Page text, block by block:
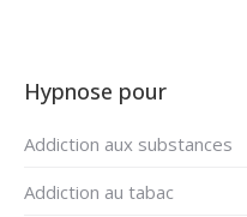
Hypnose pour
Addiction aux substances
Addiction au tabac